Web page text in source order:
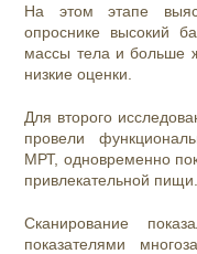
На этом этапе
опроснике высокий
массы тела и больше
низкие оценки.
Для второго
провели
МРТ, одновременно
привлекательной пищи.
Сканирование
показателями